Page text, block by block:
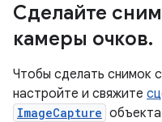
Сделайте
камеры очков.
Чтобы сделать снимок
настройте и свяжите
ImageCapture